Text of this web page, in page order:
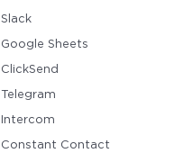
Slack
Google Sheets
ClickSend
Telegram
Intercom
Constant Contact